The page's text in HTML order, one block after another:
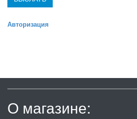
Авторизация
О магазине: